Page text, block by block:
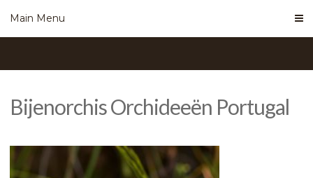
Main Menu
Bijenorchis Orchideeën Portugal